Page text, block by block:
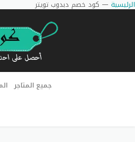
الرئيسية — كود خصم دبدوب تويتر
جميع المتاجر